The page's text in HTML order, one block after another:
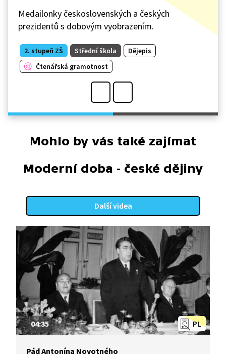
Medailonky československých a českých
prezidentů s dobovým vyobrazením.
2. stupeň ZŠ Střední škola
Dějepis
Čtenářská gramotnost
Mohlo by vás také zajímat
Moderní doba - české dějiny
Další videa
PL
04:35
Pád Antonína Novotného